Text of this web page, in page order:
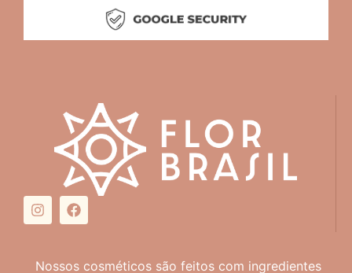
Nossos cosméticos são feitos com ingredientes